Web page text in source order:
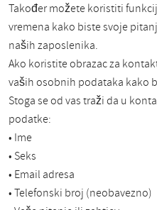
Također možete koristiti
vremena kako biste svoje
naših zaposlenika.
Ako koristite obrazac za
vaših osobnih podataka kako
Stoga se od vas traži da u
podatke:
• Ime
• Seks
• Email adresa
• Telefonski broj (neobavezno)